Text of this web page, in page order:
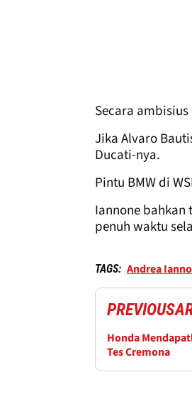
Secara
Jika Alvaro
Ducati-nya.
Pintu BMW di
Iannone
penuh waktu
TAGS: Andrea
PREVIOUS
Honda
Tes Cremona